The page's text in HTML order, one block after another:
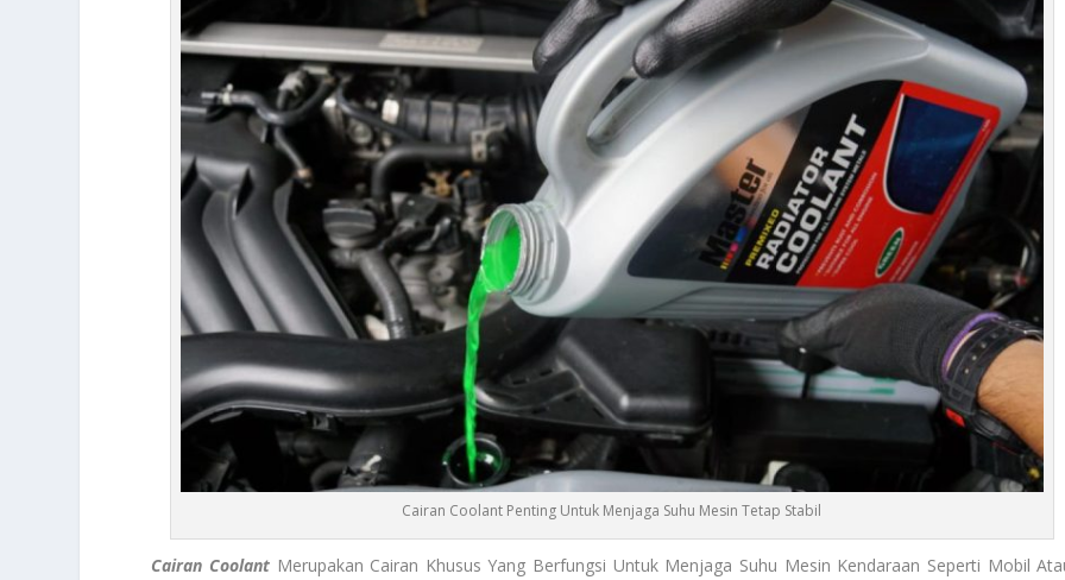
Cairan Coolant Penting Untuk Menjaga Suhu Mesin Tetap Stabil
Cairan CoolantMerupakan Cairan Khusus Yang Berfungsi Untuk Menjaga Suhu Mesin Kendaraan Seperti Mobil